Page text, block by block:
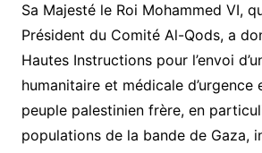
Sa Majesté le Roi Mohammed VI,
Président du Comité Al-Qods, a
Hautes Instructions pour l’envoi
humanitaire et médicale d’urgence
peuple palestinien frère, en
populations de la bande de Gaza,